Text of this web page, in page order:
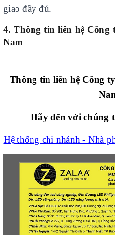
giao đầy đủ.
4. Thông tin liên hệ
Nam
Thông tin liên hệ Công
Hãy đến với chúng
Hệ thống chi nhánh - Nhà